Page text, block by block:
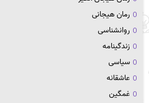
رمان هیجانی
روانشناسی
زندگینامه
سیاسی
عاشقانه
غمگین